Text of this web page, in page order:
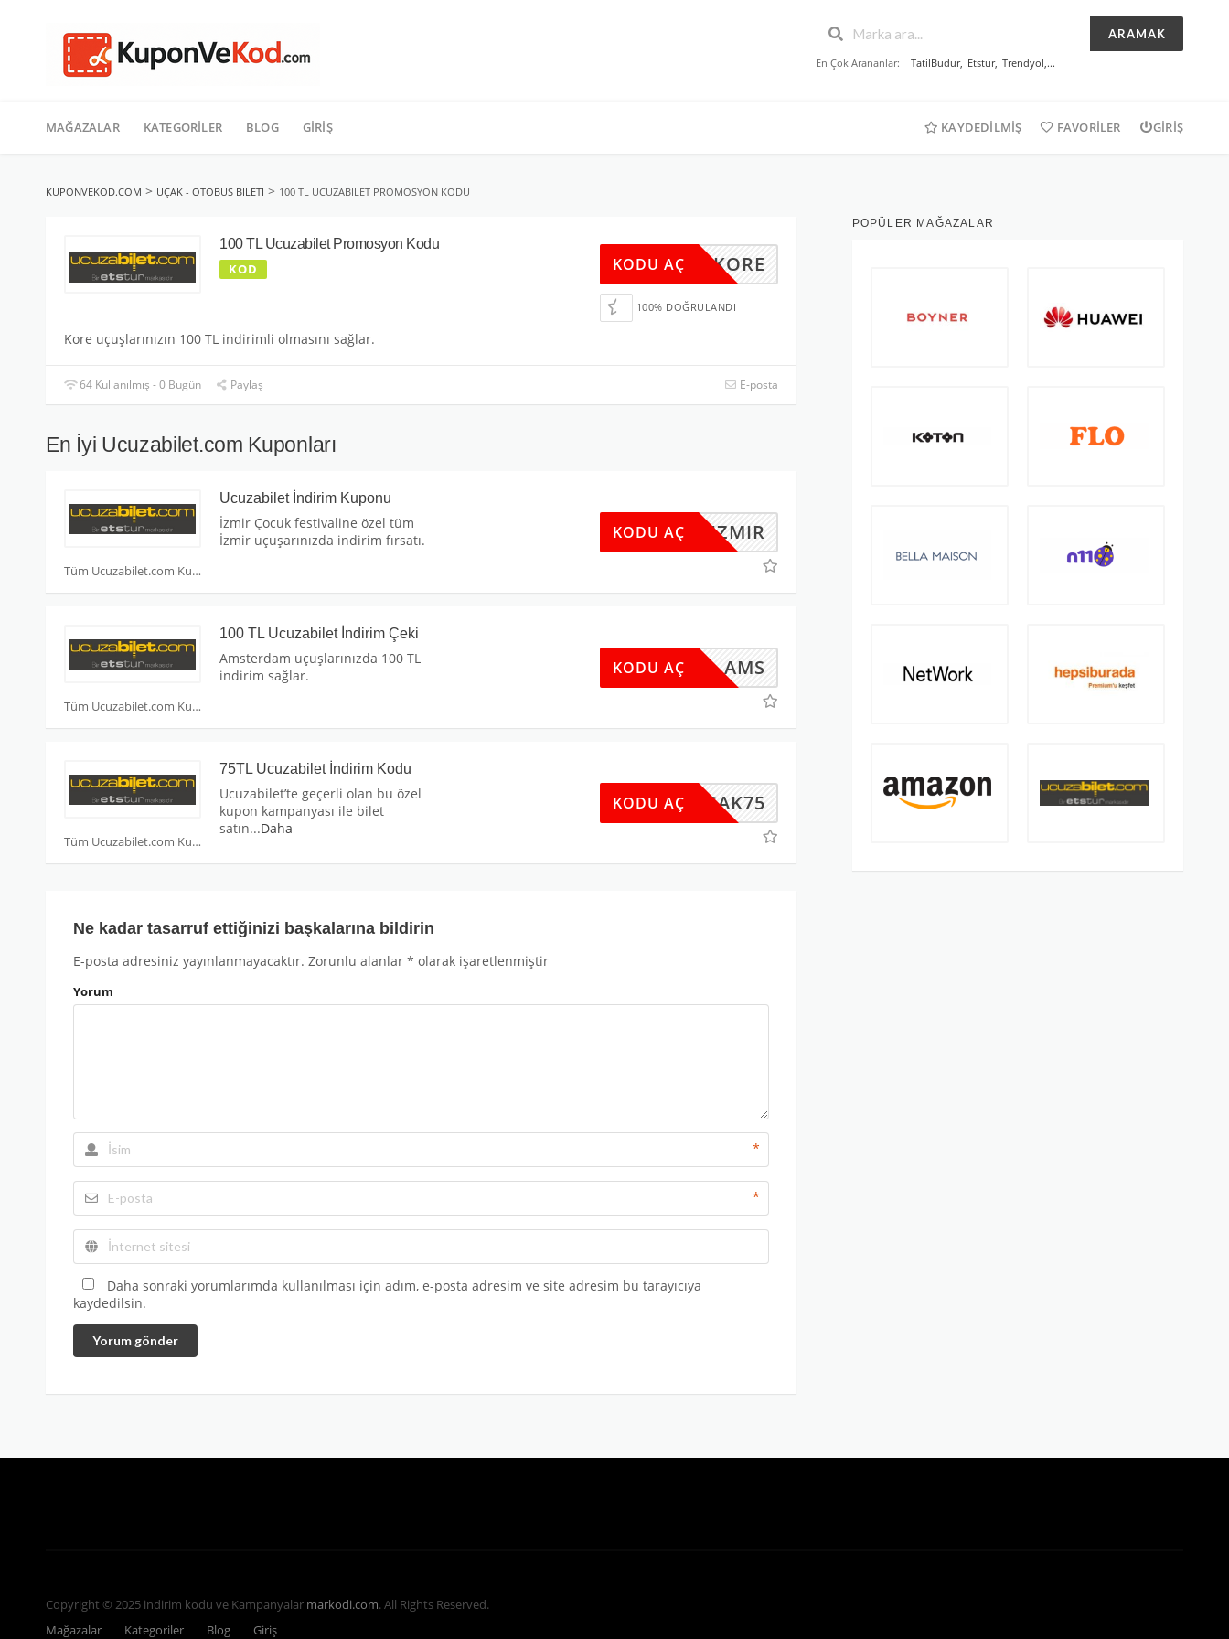
ARAMAK
En Çok Arananlar: TatilBudur, Etstur, Trendyol,...
geç
MAĞAZALAR KATEGORILER BLOG GIRIŞ KAYDEDILMIŞ FAVORILER GIRIŞ
KUPONVEKOD.COM > UÇAK - OTOBÜS BILETI > 100 TL UCUZABILET PROMOSYON KODU
100 TL Ucuzabilet Promosyon Kodu
KOD KORE
KODU AÇ
100% DOĞRULANDI
Kore uçuşlarınızın 100 TL indirimli olmasını sağlar.
64 Kullanılmış - 0 Bugün Paylaş E-posta
En İyi Ucuzabilet.com Kuponları
Tüm Ucuzabilet.com Kuponları
Ucuzabilet İndirim Kuponu
İzmir Çocuk festivaline özel tüm
İzmir uçuşarınızda indirim fırsatı.
IZMIR
KODU AÇ
Tüm Ucuzabilet.com Kuponları
100 TL Ucuzabilet İndirim Çeki
Amsterdam uçuşlarınızda 100 TL
indirim sağlar.
AMS
KODU AÇ
Tüm Ucuzabilet.com Kuponları
75TL Ucuzabilet İndirim Kodu
Ucuzabilet’te geçerli olan bu özel
kupon kampanyası ile bilet
satın...Daha
UCAK75
KODU AÇ
Ne kadar tasarruf ettiğinizi başkalarına bildirin
E-posta adresiniz yayınlanmayacaktır. Zorunlu alanlar * olarak işaretlenmiştir
Yorum
*
*
Daha sonraki yorumlarımda kullanılması için adım, e-posta adresim ve site adresim bu tarayıcıya
kaydedilsin.
Yorum gönder
POPÜLER MAĞAZALAR
Copyright © 2025 indirim kodu ve Kampanyalar markodi.com. All Rights Reserved.
Mağazalar
Kategoriler Blog Giriş